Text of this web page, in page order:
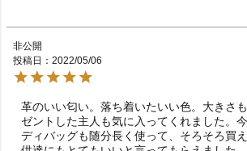
非公開
投稿日
2022/05/06
革のいい匂い。落ち着いたいい色。大きさ
ゼントした主人も気に入ってくれました。
ディバッグも随分長く使って、そろそろ買